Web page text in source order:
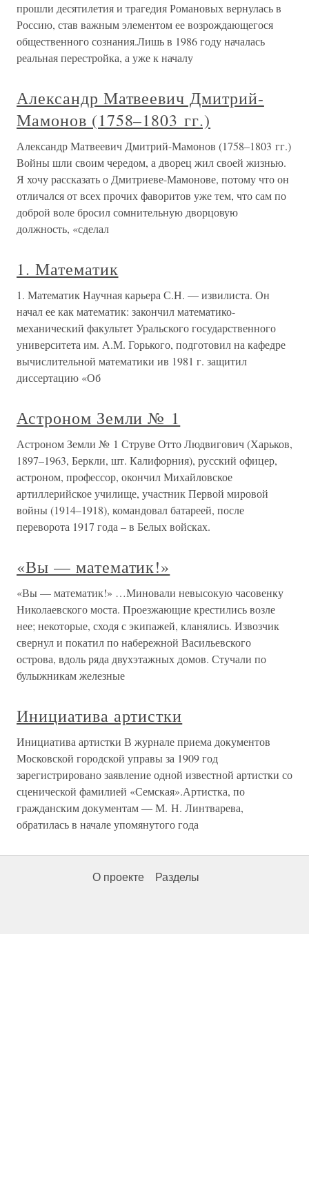
прошли десятилетия и трагедия Романовых вернулась в
Россию, став важным элементом ее возрождающегося
общественного сознания.Лишь в 1986 году началась
реальная перестройка, а уже к началу
Александр Матвеевич Дмитрий-
Мамонов (1758–1803 гг.)
Александр Матвеевич Дмитрий-Мамонов (1758–1803 гг.)
Войны шли своим чередом, а дворец жил своей жизнью.
Я хочу рассказать о Дмитриеве-Мамонове, потому что он
отличался от всех прочих фаворитов уже тем, что сам по
доброй воле бросил сомнительную дворцовую
должность, «сделал
1. Математик
1. Математик Научная карьера С.Н. — извилиста. Он
начал ее как математик: закончил математико-
механический факультет Уральского государственного
университета им. А.М. Горького, подготовил на кафедре
вычислительной математики ив 1981 г. защитил
диссертацию «Об
Астроном Земли № 1
Астроном Земли № 1 Струве Отто Людвигович (Харьков,
1897–1963, Беркли, шт. Калифорния), русский офицер,
астроном, профессор, окончил Михайловское
артиллерийское училище, участник Первой мировой
войны (1914–1918), командовал батареей, после
переворота 1917 года – в Белых войсках.
«Вы — математик!»
«Вы — математик!» …Миновали невысокую часовенку
Николаевского моста. Проезжающие крестились возле
нее; некоторые, сходя с экипажей, кланялись. Извозчик
свернул и покатил по набережной Васильевского
острова, вдоль ряда двухэтажных домов. Стучали по
булыжникам железные
Инициатива артистки
Инициатива артистки В журнале приема документов
Московской городской управы за 1909 год
зарегистрировано заявление одной известной артистки со
сценической фамилией «Семская».Артистка, по
гражданским документам — М. Н. Линтварева,
обратилась в начале упомянутого года
О проекте Разделы